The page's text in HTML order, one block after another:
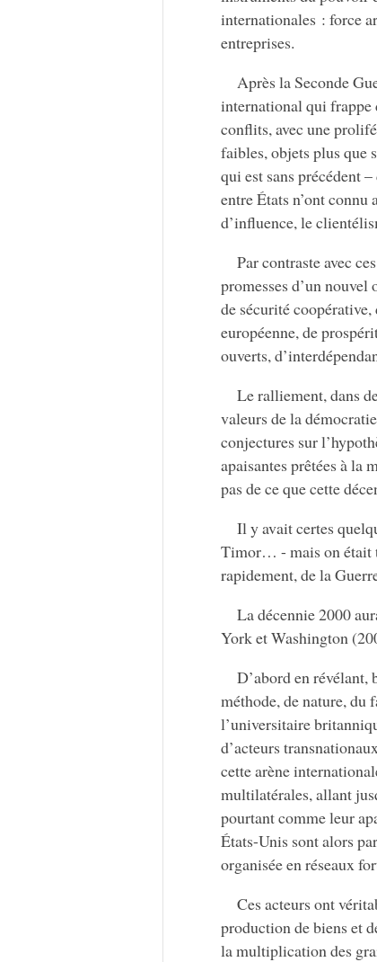
internationales : force
entreprises.
Après la Seconde
international qui frappe
conflits, avec une
faibles, objets plus que
qui est sans précédent
entre États n’ont connu
d’influence, le
Par contraste avec
promesses d’un nouvel
de sécurité
européenne, de
ouverts,
Le ralliement, dans
valeurs de la
conjectures sur
apaisantes prêtées à la
pas de ce que cette
Il y avait certes
Timor… - mais on était
rapidement, de la
La décennie 2000
York et Washington
D’abord en révélant,
méthode, de nature, du
l’universitaire
d’acteurs
cette arène
multilatérales, allant
pourtant comme leur
États-Unis sont alors
organisée en réseaux
Ces acteurs ont
production de biens et
la multiplication des